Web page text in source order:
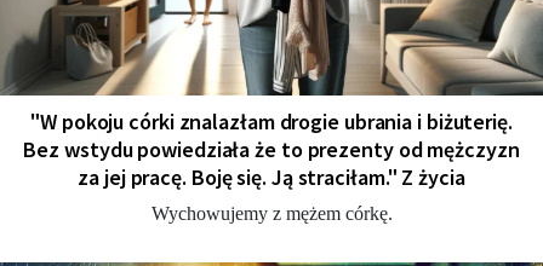
"W pokoju córki znalazłam drogie ubrania i biżuterię.
Bez wstydu powiedziała że to prezenty od mężczyzn
za jej pracę. Boję się. Ją straciłam." Z życia
Wychowujemy z mężem córkę.